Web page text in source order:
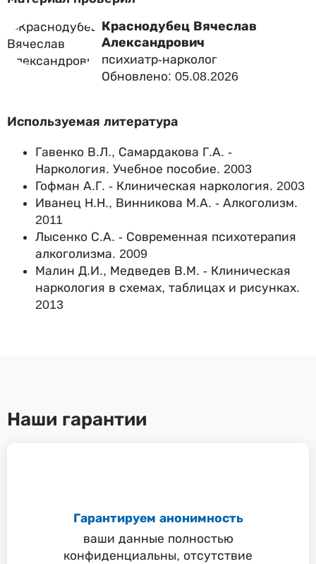
Краснодубец Вячеслав
Александрович
психиатр-нарколог
Обновлено: 05.08.2026
Используемая литература
Гавенко В.Л., Самардакова Г.А. -
Наркология. Учебное пособие. 2003
Гофман А.Г. - Клиническая наркология. 2003
Иванец Н.Н., Винникова М.А. - Алкоголизм.
2011
Лысенко С.А. - Современная психотерапия
алкоголизма. 2009
Малин Д.И., Медведев В.М. - Клиническая
наркология в схемах, таблицах и рисунках.
2013
Наши гарантии
Гарантируем анонимность
ваши данные полностью
конфиденциальны, отсутствие